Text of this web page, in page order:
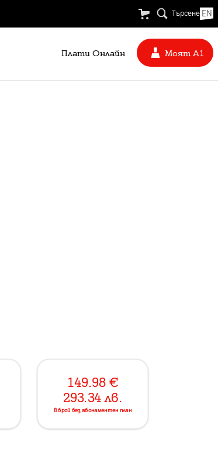
Търсене EN
Плати Oнлайн Моят А1
149.98 €
293.34 лв.
в брой без абонаментен план